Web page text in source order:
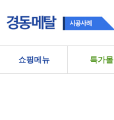
쇼핑메뉴 특가몰